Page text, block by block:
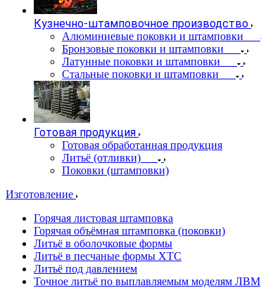
Кузнечно-штамповочное производство
Алюминиевые поковки и штамповки
Бронзовые поковки и штамповки
Латунные поковки и штамповки
Стальные поковки и штамповки
Готовая продукция
Готовая обработанная продукция
Литьё (отливки)
Поковки (штамповки)
Изготовление
Горячая листовая штамповка
Горячая объёмная штамповка (поковки)
Литьё в оболочковые формы
Литьё в песчаные формы ХТС
Литьё под давлением
Точное литьё по выплавляемым моделям ЛВМ